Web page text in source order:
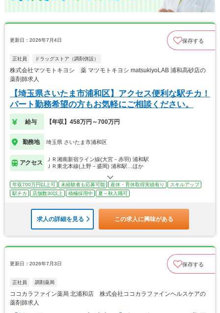
更新日：2026年7月4日 保存する
正社員 ドラッグストア（調剤併設）
株式会社マツモトキヨシ 薬 マツモトキヨシ matsukiyoLAB 浦和高砂店の
薬剤師求人
【埼玉県さいたま市浦和区】アクセス便利な駅チカ！
パート勤務希望の方もお気軽にご相談ください。
給与 【年収】458万円～700万円
勤務地 埼玉県 さいたま市浦和区
アクセス
ＪＲ湘南新宿ライン線(大宮－赤羽) 浦和駅
ＪＲ東北本線(上野－盛岡) 浦和駅…ほか
年収700万円以上可 未経験者も応募可能 産休・育休取得実績有り
スキルアップ
駅チカ
店舗数30以上 積極採用中 夏～秋入職可
求人の詳細を見る この求人に興味がある
更新日：2026年7月3日 保存する
正社員 調剤薬局
ココカラファイン薬局 北浦和店 株式会社ココカラファインヘルスケアの
薬剤師求人